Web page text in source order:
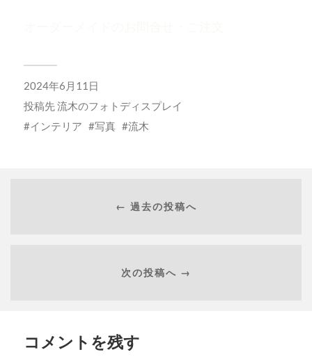
2024年6月11日
投稿先流木のフォトディスプレイ
インテリア
写真 流木
← 過去の投稿へ
次の投稿へ →
コメントを残す